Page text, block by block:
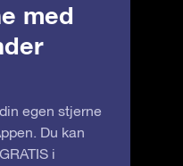
med
egen stjerne
Du kan
i